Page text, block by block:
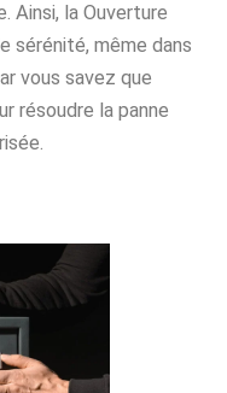
Ainsi, la Ouverture
sérénité, même dans
vous savez que
résoudre la panne